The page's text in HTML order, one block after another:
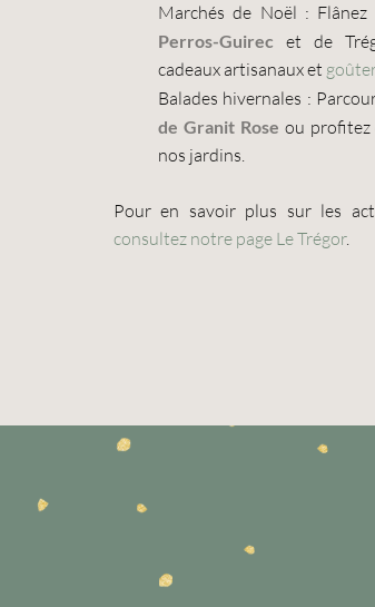
Marchés de Noël :
Perros-Guirec et de
cadeaux artisanaux et
Balades hivernales :
de Granit Rose ou profitez
nos jardins.
Pour en savoir plus sur les
consultez notre page Le Trégor.